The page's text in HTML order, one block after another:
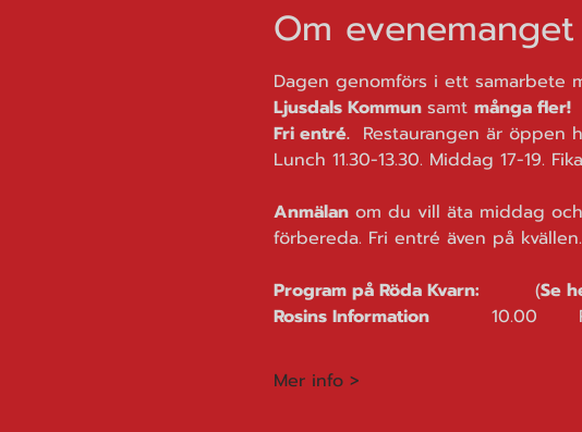
Om evenemanget
Dagen genomförs i ett samarbete
Ljusdals Kommun samt många fler!
Fri entré.
Restaurangen är öppen
Lunch 11.30-13.30. Middag 17-19.
Anmälan om du vill äta middag
förbereda. Fri entré även på
(Se
Rosins Information
Mer info >